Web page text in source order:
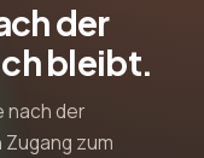
der
bleibt.
nach der
zum